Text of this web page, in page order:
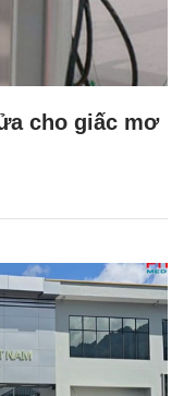
cho giấc mơ